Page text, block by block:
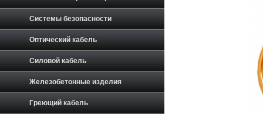
Системы безопасности
Оптический кабель
Силовой кабель
Железобетонные изделия
Греющий кабель